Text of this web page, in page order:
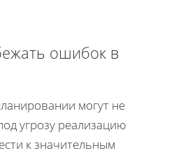
ошибок в
могут не
угрозу реализацию
к значительным